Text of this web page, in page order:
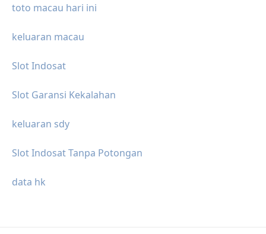
toto macau hari ini
keluaran macau
Slot Indosat
Slot Garansi Kekalahan
keluaran sdy
Slot Indosat Tanpa Potongan
data hk